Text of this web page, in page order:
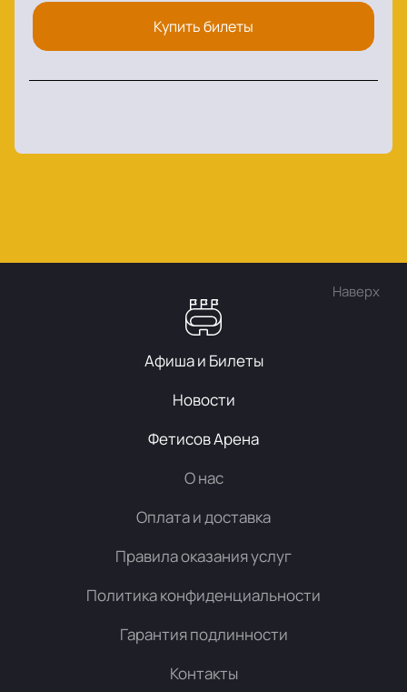
Купить билеты
Наверх
Афиша и Билеты
Новости
Фетисов Арена
О нас
Оплата и доставка
Правила оказания услуг
Политика конфиденциальности
Гарантия подлинности
Контакты